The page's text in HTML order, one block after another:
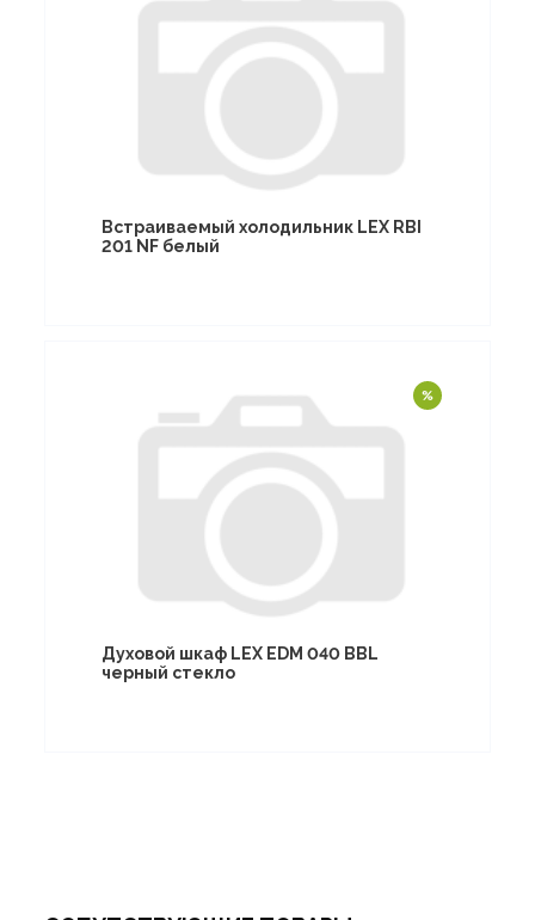
Встраиваемый холодильник LEX RBI
201 NF белый
Духовой шкаф LEX EDM 040 BBL
черный стекло